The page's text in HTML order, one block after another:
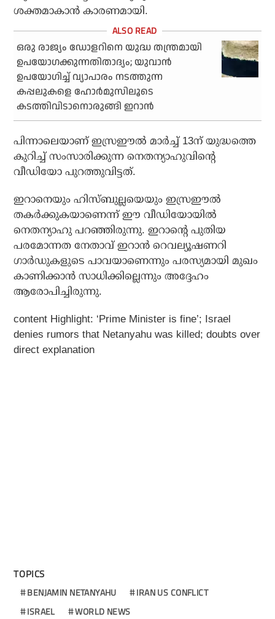
ശക്തമാകാന്‍ കാരണമായി.
ഒരു രാജ്യം ഡോളറിനെ യുദ്ധ തന്ത്രമായി
ഉപയോഗക്കുന്നതിതാദ്യം; യുവാന്‍
ഉപയോഗിച്ച് വ്യാപാരം നടത്തുന്ന
കപ്പലുകളെ ഹോര്‍മുസിലൂടെ
കടത്തിവിടാനൊരുങ്ങി ഇറാന്‍
പിന്നാലെയാണ് ഇസ്രഈല്‍ മാര്‍ച്ച് 13ന് യുദ്ധത്തെ
കുറിച്ച് സംസാരിക്കുന്ന നെതന്യാഹുവിന്റെ
വീഡിയോ പുറത്തുവിട്ടത്.
ഇറാനെയും ഹിസ്ബുല്ലയെയും ഇസ്രഈല്‍
തകര്‍ക്കുകയാണെന്ന് ഈ വീഡിയോയില്‍
നെതന്യാഹു പറഞ്ഞിരുന്നു. ഇറാന്റെ പുതിയ
പരമോന്നത നേതാവ് ഇറാന്‍ റെവല്യൂഷണറി
ഗാര്‍ഡുകളുടെ പാവയാണെന്നും പരസ്യമായി മുഖം
കാണിക്കാന്‍ സാധിക്കില്ലെന്നും അദ്ദേഹം
ആരോപിച്ചിരുന്നു.
content Highlight: ‘Prime Minister is fine’; Israel
denies rumors that Netanyahu was killed; doubts over
direct explanation
TOPICS
BENJAMIN NETANYAHU
IRAN US CONFLICT
ISRAEL
WORLD NEWS